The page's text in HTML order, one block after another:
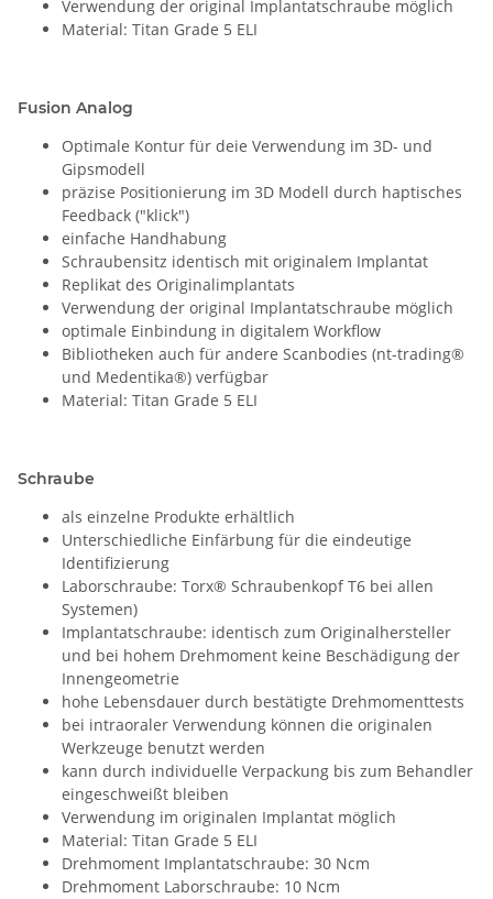
Verwendung der original Implantatschraube möglich
Material: Titan Grade 5 ELI
Fusion Analog
Optimale Kontur für deie Verwendung im 3D- und
Gipsmodell
präzise Positionierung im 3D Modell durch haptisches
Feedback ("klick")
einfache Handhabung
Schraubensitz identisch mit originalem Implantat
Replikat des Originalimplantats
Verwendung der original Implantatschraube möglich
optimale Einbindung in digitalem Workflow
Bibliotheken auch für andere Scanbodies (nt-trading®
und Medentika®) verfügbar
Material: Titan Grade 5 ELI
Schraube
als einzelne Produkte erhältlich
Unterschiedliche Einfärbung für die eindeutige
Identifizierung
Laborschraube: Torx® Schraubenkopf T6 bei allen
Systemen)
Implantatschraube: identisch zum Originalhersteller
und bei hohem Drehmoment keine Beschädigung der
Innengeometrie
hohe Lebensdauer durch bestätigte Drehmomenttests
bei intraoraler Verwendung können die originalen
Werkzeuge benutzt werden
kann durch individuelle Verpackung bis zum Behandler
eingeschweißt bleiben
Verwendung im originalen Implantat möglich
Material: Titan Grade 5 ELI
Drehmoment Implantatschraube: 30 Ncm
Drehmoment Laborschraube: 10 Ncm